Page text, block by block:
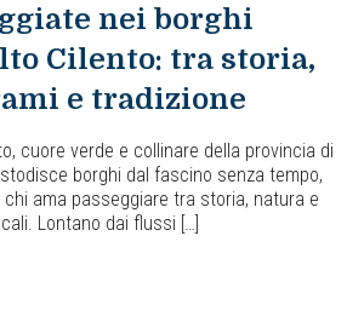
nei borghi
Cilento: tra storia,
e tradizione
cuore verde e collinare della provincia di
borghi dal fascino senza tempo,
ama passeggiare tra storia, natura e
Lontano dai flussi […]